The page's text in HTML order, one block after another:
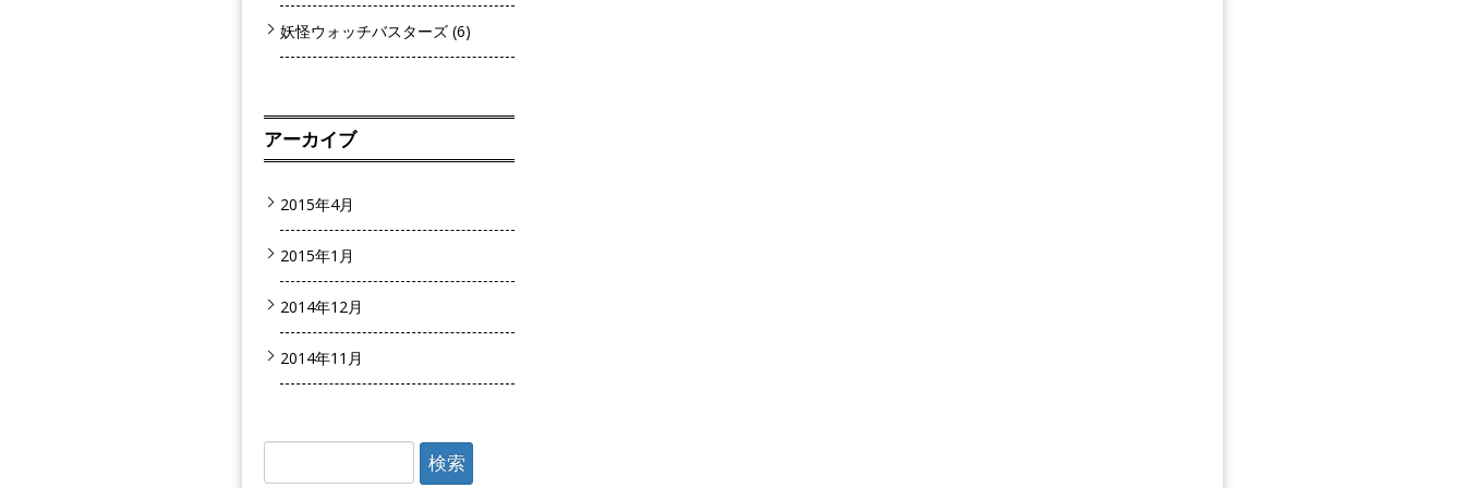
妖怪ウォッチバスターズ (6)
アーカイブ
2015年4月
2015年1月
2014年12月
2014年11月
索: